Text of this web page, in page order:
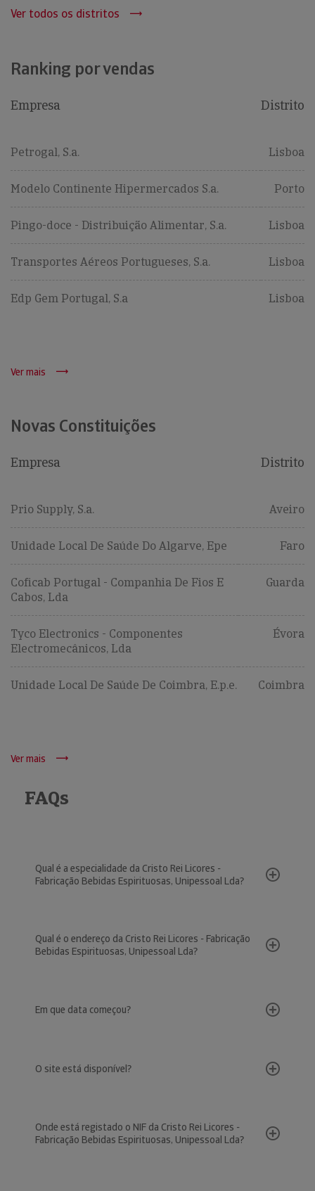
Ver todos os distritos
Ranking por vendas
Empresa Distrito
Petrogal, S.a. Lisboa
Modelo Continente Hipermercados S.a. Porto
Pingo-doce - Distribuição Alimentar, S.a. Lisboa
Transportes Aéreos Portugueses, S.a. Lisboa
Edp Gem Portugal, S.a Lisboa
Ver mais
Novas Constituições
Empresa Distrito
Prio Supply, S.a. Aveiro
Unidade Local De Saúde Do Algarve, Epe Faro
Coficab Portugal - Companhia De Fios E
Cabos, Lda
Guarda
Tyco Electronics - Componentes
Electromecânicos, Lda
Évora
Unidade Local De Saúde De Coimbra, E.p.e. Coimbra
Ver mais
FAQs
Qual é a especialidade da Cristo Rei Licores -
Fabricação Bebidas Espirituosas, Unipessoal Lda?
Qual é o endereço da Cristo Rei Licores - Fabricação
Bebidas Espirituosas, Unipessoal Lda?
Em que data começou?
O site está disponível?
Onde está registado o NIF da Cristo Rei Licores -
Fabricação Bebidas Espirituosas, Unipessoal Lda?